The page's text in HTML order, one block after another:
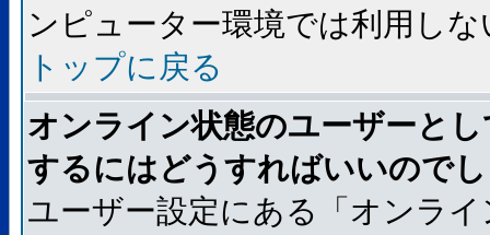
ンピューター環境では利用し
トップに戻る
オンライン状態のユーザーと
するにはどうすればいいので
ユーザー設定にある「オンラ